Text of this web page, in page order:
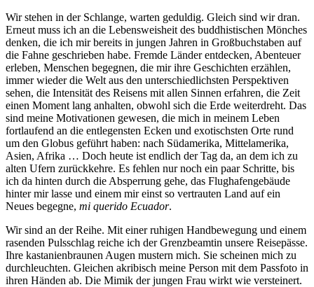
Wir stehen in der Schlange, warten geduldig. Gleich sind wir dran.
Erneut muss ich an die Lebensweisheit des buddhistischen Mönches
denken, die ich mir bereits in jungen Jahren in Großbuchstaben auf
die Fahne geschrieben habe. Fremde Länder entdecken, Abenteuer
erleben, Menschen begegnen, die mir ihre Geschichten erzählen,
immer wieder die Welt aus den unterschiedlichsten Perspektiven
sehen, die Intensität des Reisens mit allen Sinnen erfahren, die Zeit
einen Moment lang anhalten, obwohl sich die Erde weiterdreht. Das
sind meine Motivationen gewesen, die mich in meinem Leben
fortlaufend an die entlegensten Ecken und exotischsten Orte rund
um den Globus geführt haben: nach Südamerika, Mittelamerika,
Asien, Afrika … Doch heute ist endlich der Tag da, an dem ich zu
alten Ufern zurückkehre. Es fehlen nur noch ein paar Schritte, bis
ich da hinten durch die Absperrung gehe, das Flughafengebäude
hinter mir lasse und einem mir einst so vertrauten Land auf ein
Neues begegne, mi querido Ecuador.
Wir sind an der Reihe. Mit einer ruhigen Handbewegung und einem
rasenden Pulsschlag reiche ich der Grenzbeamtin unsere Reisepässe.
Ihre kastanienbraunen Augen mustern mich. Sie scheinen mich zu
durchleuchten. Gleichen akribisch meine Person mit dem Passfoto in
ihren Händen ab. Die Mimik der jungen Frau wirkt wie versteinert.